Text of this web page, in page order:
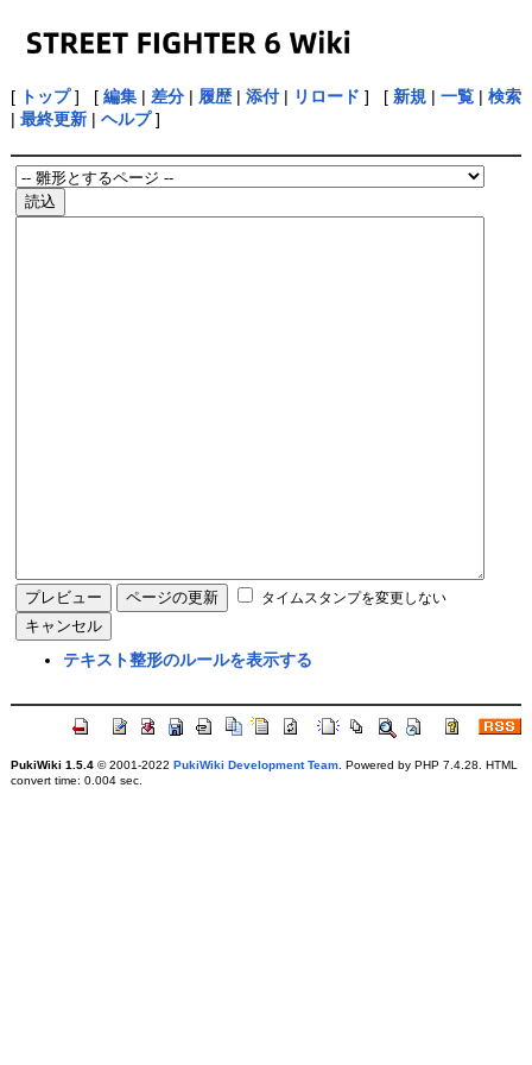
[ トップ] [ 編集| 差分| 履歴| 添付| リロード ] [ 新規| 一覧| 検索
| 最終更新| ヘルプ]
タイムスタンプを変更しない
テキスト整形のルールを表示する
PukiWiki 1.5.4© 2001-2022 PukiWiki Development Team. Powered by PHP 7.4.28. HTML
convert time: 0.004 sec.